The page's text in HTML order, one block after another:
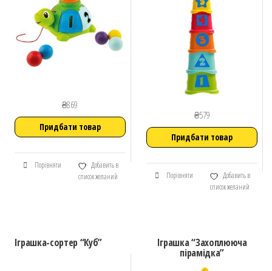
₴869
Придбати товар
Порівняти
Добавить в
список желаний
₴579
Придбати товар
Порівняти
Добавить в
список желаний
Іграшка-сортер “Куб” Іграшка “Захоплююча
пірамідка”